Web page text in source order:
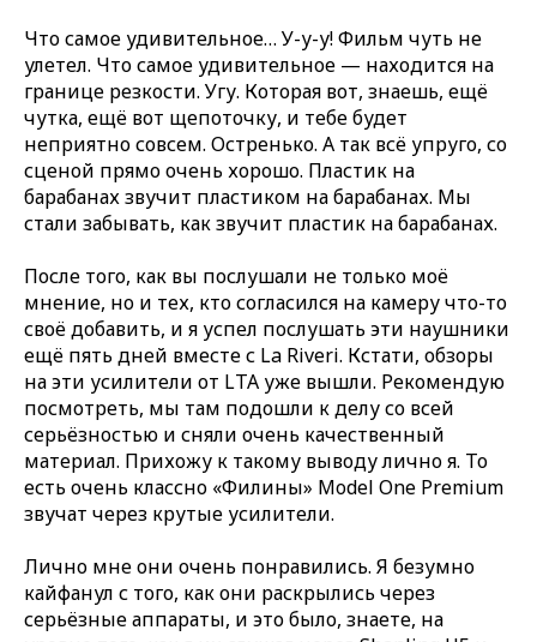
Что самое удивительное… У-у-у! Фильм чуть не
улетел. Что самое удивительное — находится на
границе резкости. Угу. Которая вот, знаешь, ещё
чутка, ещё вот щепоточку, и тебе будет
неприятно совсем. Остренько. А так всё упруго, со
сценой прямо очень хорошо. Пластик на
барабанах звучит пластиком на барабанах. Мы
стали забывать, как звучит пластик на барабанах.
После того, как вы послушали не только моё
мнение, но и тех, кто согласился на камеру что-то
своё добавить, и я успел послушать эти наушники
ещё пять дней вместе с La Riveri. Кстати, обзоры
на эти усилители от LTA уже вышли. Рекомендую
посмотреть, мы там подошли к делу со всей
серьёзностью и сняли очень качественный
материал. Прихожу к такому выводу лично я. То
есть очень классно «Филины» Model One Premium
звучат через крутые усилители.
Лично мне они очень понравились. Я безумно
кайфанул с того, как они раскрылись через
серьёзные аппараты, и это было, знаете, на